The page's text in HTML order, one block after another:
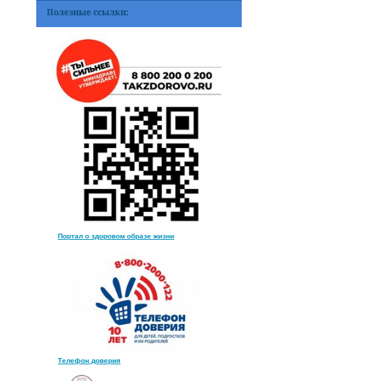
Полезные ссылки:
Портал о здоровом образе жизни
Телефон доверия